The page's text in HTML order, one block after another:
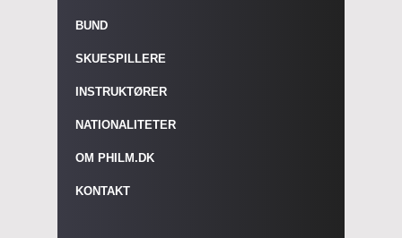
BUND
SKUESPILLERE
INSTRUKTØRER
NATIONALITETER
OM PHILM.DK
KONTAKT